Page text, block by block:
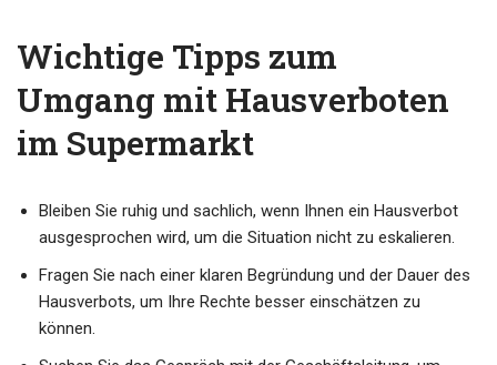
Wichtige Tipps zum
Umgang mit Hausverboten
im Supermarkt
Bleiben Sie ruhig und sachlich, wenn Ihnen ein Hausverbot
ausgesprochen wird, um die Situation nicht zu eskalieren.
Fragen Sie nach einer klaren Begründung und der Dauer des
Hausverbots, um Ihre Rechte besser einschätzen zu
können.